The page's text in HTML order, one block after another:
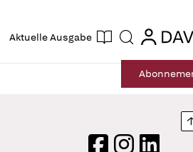
Aktuelle Ausgabe Suche login
login
Abo
FacebookInstagram
LinkedIn